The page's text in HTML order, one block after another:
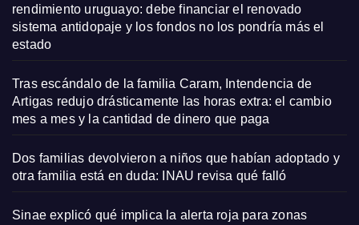
rendimiento uruguayo: debe financiar el renovado
sistema antidopaje y los fondos no los pondría más el
estado
Tras escándalo de la familia Caram, Intendencia de
Artigas redujo drásticamente las horas extra: el cambio
mes a mes y la cantidad de dinero que paga
Dos familias devolvieron a niños que habían adoptado y
otra familia está en duda: INAU revisa qué falló
Sinae explicó qué implica la alerta roja para zonas